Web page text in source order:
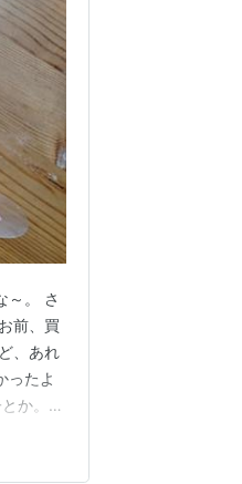
～。 さ
前、買
、あれ
ったよ
か。
して